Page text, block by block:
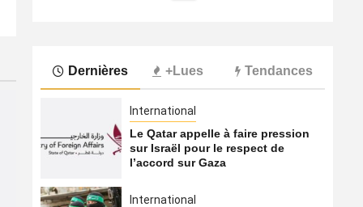
Dernières +Lues Tendances
International
Le Qatar appelle à faire pression
sur Israël pour le respect de
l’accord sur Gaza
International